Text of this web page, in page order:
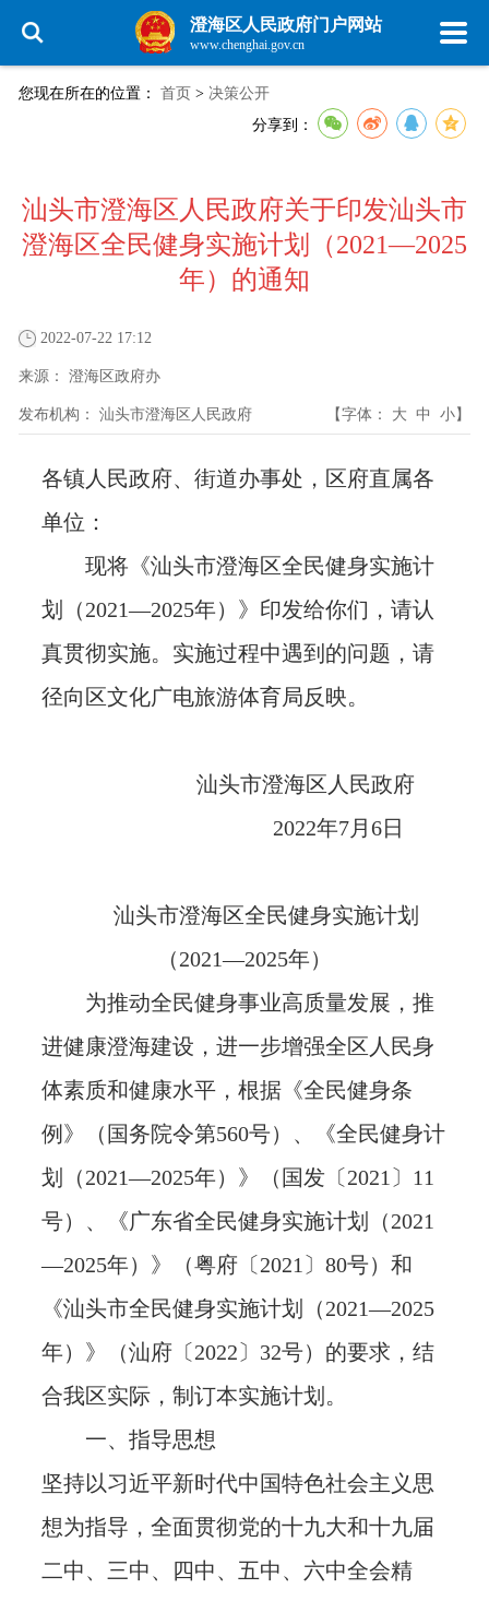
澄海区人民政府门户网站
www.chenghai.gov.cn
您现在所在的位置： 首页 > 决策公开
分享到：
汕头市澄海区人民政府关于印发汕头市
澄海区全民健身实施计划（2021—2025
年）的通知
2022-07-22 17:12
来源： 澄海区政府办
发布机构： 汕头市澄海区人民政府 【字体： 大 中 小】
各镇人民政府、街道办事处，区府直属各
单位：
现将《汕头市澄海区全民健身实施计
划（2021—2025年）》印发给你们，请认
真贯彻实施。实施过程中遇到的问题，请
径向区文化广电旅游体育局反映。
汕头市澄海区人民政府
2022年7月6日
汕头市澄海区全民健身实施计划
（2021—2025年）
为推动全民健身事业高质量发展，推
进健康澄海建设，进一步增强全区人民身
体素质和健康水平，根据《全民健身条
例》（国务院令第560号）、《全民健身计
划（2021—2025年）》（国发〔2021〕11
号）、《广东省全民健身实施计划（2021
—2025年）》（粤府〔2021〕80号）和
《汕头市全民健身实施计划（2021—2025
年）》（汕府〔2022〕32号）的要求，结
合我区实际，制订本实施计划。
一、指导思想
坚持以习近平新时代中国特色社会主义思
想为指导，全面贯彻党的十九大和十九届
二中、三中、四中、五中、六中全会精